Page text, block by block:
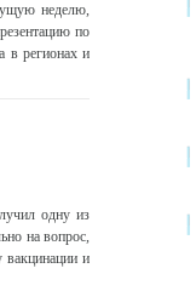
неделю,
по
в регионах и
одну из
на вопрос,
вакцинации и